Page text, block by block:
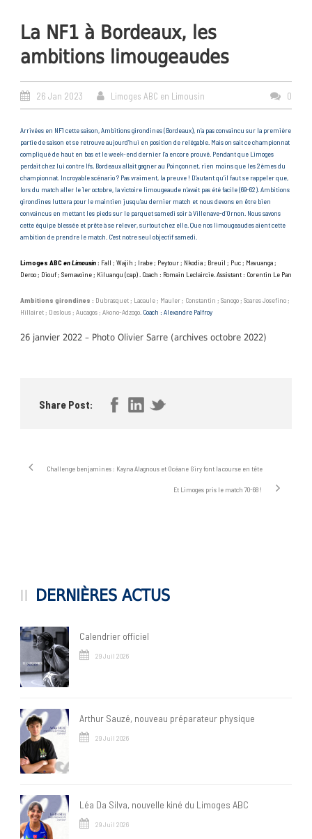
La NF1 à Bordeaux, les
ambitions limougeaudes
26 Jan 2023 Limoges ABC en Limousin 0
Arrivées en NF1 cette saison, Ambitions girondines (Bordeaux), n’a pas convaincu sur la première
partie de saison et se retrouve aujourd’hui en position de relégable. Mais on sait ce championnat
compliqué de haut en bas et le week-end dernier l’a encore prouvé. Pendant que Limoges
perdait chez lui contre Ifs, Bordeaux allait gagner au Poinçonnet, rien moins que les 2èmes du
championnat. Incroyable scénario ? Pas vraiment, la preuve ! D’autant qu’il faut se rappeler que,
lors du match aller le 1er octobre, la victoire limougeaude n’avait pas été facile (69-62). Ambitions
girondines luttera pour le maintien jusqu’au dernier match et nous devons en être bien
convaincus en mettant les pieds sur le parquet samedi soir à Villenave-d’Ornon. Nous savons
cette équipe blessée et prête à se relever, surtout chez elle. Que nos limougeaudes aient cette
ambition de prendre le match. C’est notre seul objectif samedi.
Limoges ABCen Limousin: Fall ; Wajih ; Irabe ; Peytour ; Nkodia ; Breuil ; Puc ; Mavuanga ;
Deroo ; Diouf ; Semavoine ; Kiluangu (cap) . Coach : Romain Leclaircie. Assistant : Corentin Le Pan
Ambitions girondines : Dubrasquet ; Lacaule ; Mauler ; Constantin ; Sanogo ; Soares Josefino ;
Hillairet ; Deslous ; Aucagos ; Akono-Adzogo. Coach : Alexandre Palfroy
26 janvier 2022 – Photo Olivier Sarre (archives octobre 2022)
Share Post:
Challenge benjamines : Kayna Alagnous et Océane Giry font la course en tête
Et Limoges pris le match 70-68 !
DERNIÈRES ACTUS
Calendrier officiel
29 Juil 2026
Arthur Sauzé, nouveau préparateur physique
29 Juil 2026
Léa Da Silva, nouvelle kiné du Limoges ABC
29 Juil 2026